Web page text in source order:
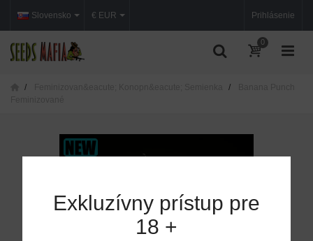
Slovensko Prihlásenie
€ EUR
0
Exkluzívny prístup pre
18 +